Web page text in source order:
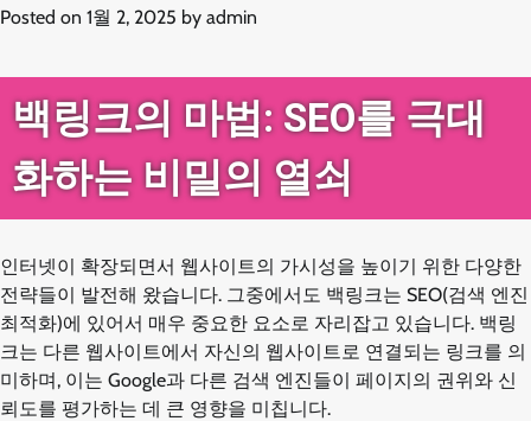
Posted on 1월 2, 2025 by admin
백링크의 마법: SEO를 극대
화하는 비밀의 열쇠
인터넷이 확장되면서 웹사이트의 가시성을 높이기 위한 다양한
전략들이 발전해 왔습니다. 그중에서도 백링크는 SEO(검색 엔진
최적화)에 있어서 매우 중요한 요소로 자리잡고 있습니다. 백링
크는 다른 웹사이트에서 자신의 웹사이트로 연결되는 링크를 의
미하며, 이는 Google과 다른 검색 엔진들이 페이지의 권위와 신
뢰도를 평가하는 데 큰 영향을 미칩니다.